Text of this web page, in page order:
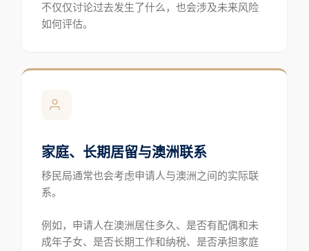
不仅仅讨论过去发生了什么，也会涉及未来风险
如何评估。
家庭、长期居留与澳洲联系
移民局通常也会考虑申请人与澳洲之间的实际联
系。
例如，申请人在澳洲居住多久、是否有配偶和未
成年子女、是否长期工作和纳税、是否承担家庭